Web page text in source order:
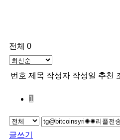
전체 0
번호 제목 작성자 작성일 추천
1
글쓰기